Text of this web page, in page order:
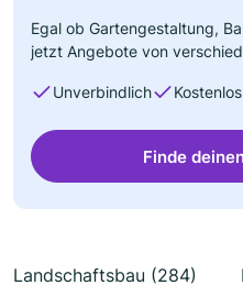
Egal ob Gartengestaltung,
jetzt Angebote von
Unverbindlich Kostenlos
Finde
Landschaftsbau (284)